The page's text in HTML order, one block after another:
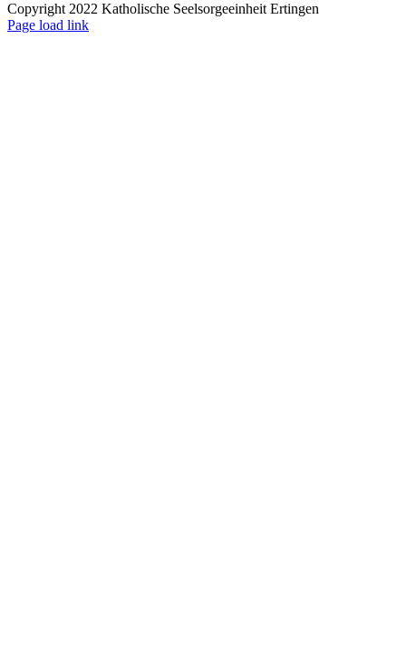
Copyright 2022 Katholische Seelsorgeeinheit Ertingen
Page load link